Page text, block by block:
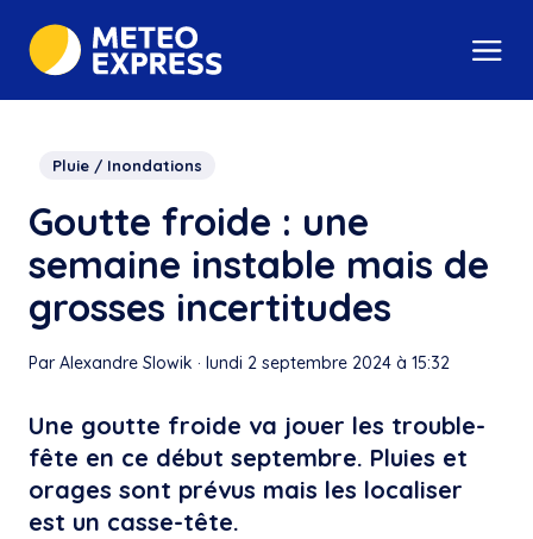
Pluie / Inondations
Goutte froide : une
semaine instable mais de
grosses incertitudes
Par Alexandre Slowik · lundi 2 septembre 2024 à 15:32
Une goutte froide va jouer les trouble-
fête en ce début septembre. Pluies et
orages sont prévus mais les localiser
est un casse-tête.